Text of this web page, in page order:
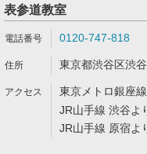
表参道教室
0120-747-818
東京都渋谷区渋
東京メトロ銀座
JR山手線 渋谷よ
JR山手線 原宿よ